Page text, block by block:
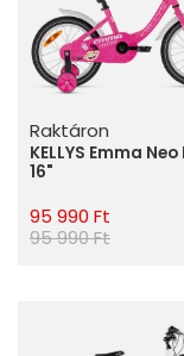
Raktáron
KELLYS Emma Neo
16"
95 990 Ft
95 990 Ft